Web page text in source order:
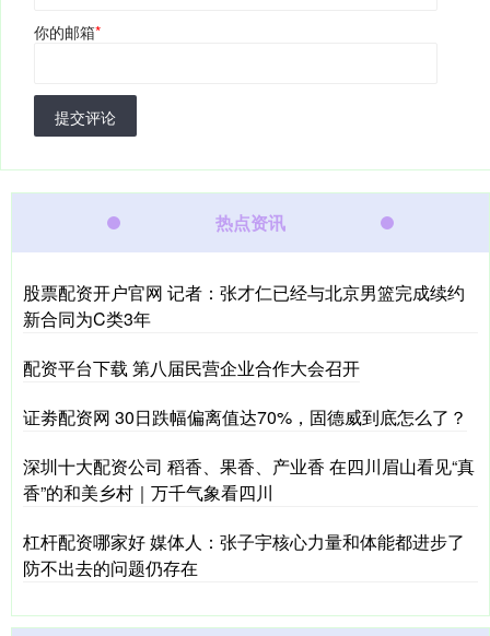
你的邮箱*
提交评论
热点资讯
股票配资开户官网 记者：张才仁已经与北京男篮完成续约
新合同为C类3年
配资平台下载 第八届民营企业合作大会召开
证劵配资网 30日跌幅偏离值达70%，固德威到底怎么了？
深圳十大配资公司 稻香、果香、产业香 在四川眉山看见“真
香”的和美乡村｜万千气象看四川
杠杆配资哪家好 媒体人：张子宇核心力量和体能都进步了
防不出去的问题仍存在